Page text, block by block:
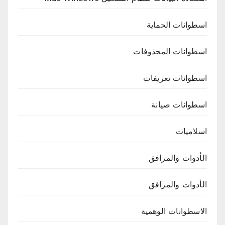
اسطوانات الحماية
اسطوانات المحذوفات
اسطوانات تعريفات
اسطوانات صيانة
اسلاميات
الأدوات والمرافق
الأدوات والمرافق
الاسطوانات الوهمية